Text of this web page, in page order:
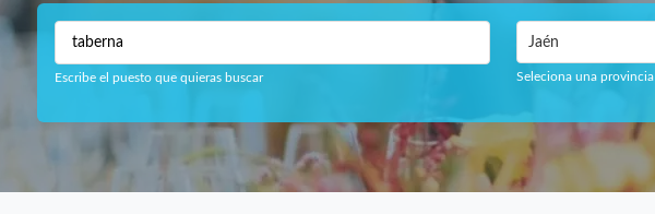
Escribe el puesto que quieras buscar
Jaén
Seleciona una provincia